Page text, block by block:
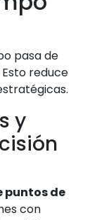
pasa de
reduce
y
puntos de
con